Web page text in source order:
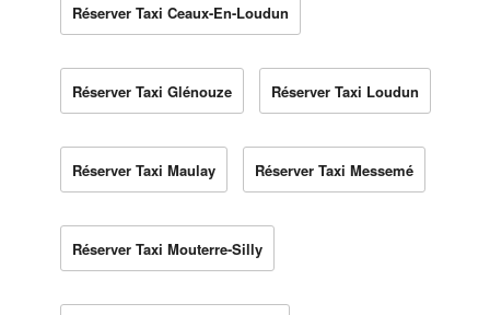
Réserver Taxi Ceaux-En-Loudun
Réserver Taxi Glénouze Réserver Taxi Loudun
Réserver Taxi Maulay Réserver Taxi Messemé
Réserver Taxi Mouterre-Silly